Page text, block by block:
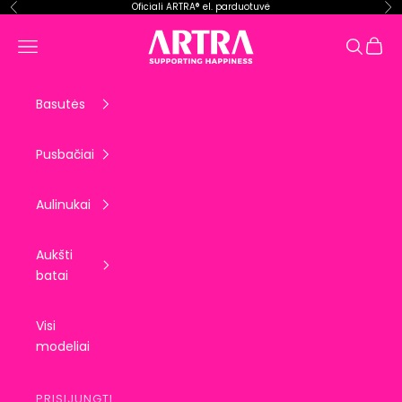
Pereiti prie turinio
Ankstesnis Oficiali ARTRA® el. parduotuvė
ARTRA EU
Meniu Paieška
Basutės
Pusbačiai
Aulinukai
Aukšti
batai
Visi
modeliai
PRISIJUNGTI